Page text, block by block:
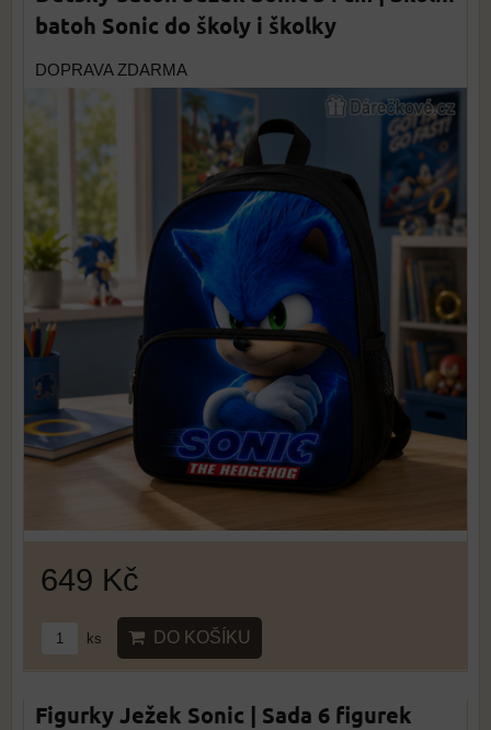
batoh Sonic do školy i školky
DOPRAVA ZDARMA
649 Kč
ks DO KOŠÍKU
Figurky Ježek Sonic | Sada 6 figurek